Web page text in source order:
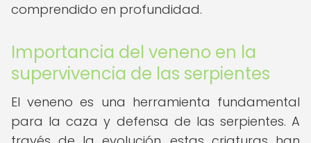
comprendido en profundidad.
Importancia del veneno en la
supervivencia de las serpientes
El veneno es una herramienta fundamental
para la caza y defensa de las serpientes. A